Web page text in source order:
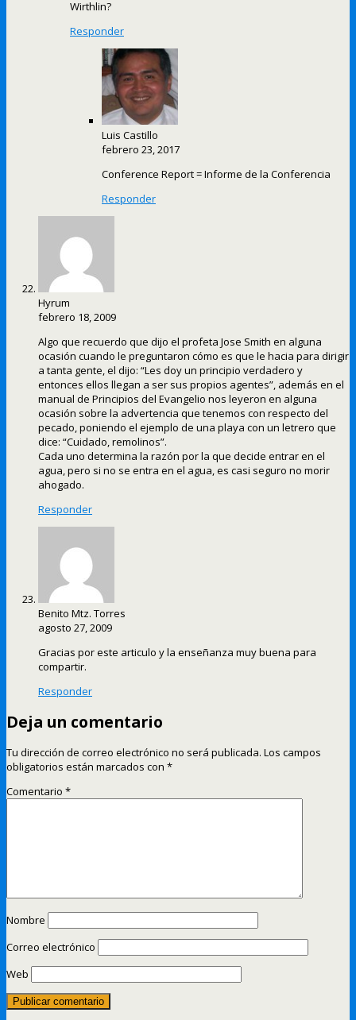
Wirthlin?
Responder
Luis Castillo
febrero 23, 2017
Conference Report = Informe de la Conferencia
Responder
Hyrum
febrero 18, 2009
Algo que recuerdo que dijo el profeta Jose Smith en alguna
ocasión cuando le preguntaron cómo es que le hacia para dirigir
a tanta gente, el dijo: “Les doy un principio verdadero y
entonces ellos llegan a ser sus propios agentes”, además en el
manual de Principios del Evangelio nos leyeron en alguna
ocasión sobre la advertencia que tenemos con respecto del
pecado, poniendo el ejemplo de una playa con un letrero que
dice: “Cuidado, remolinos”.
Cada uno determina la razón por la que decide entrar en el
agua, pero si no se entra en el agua, es casi seguro no morir
ahogado.
Responder
Benito Mtz. Torres
agosto 27, 2009
Gracias por este articulo y la enseñanza muy buena para
compartir.
Responder
Deja un comentario
Tu dirección de correo electrónico no será publicada. Los campos
obligatorios están marcados con *
Comentario *
Nombre
Correo electrónico
Web